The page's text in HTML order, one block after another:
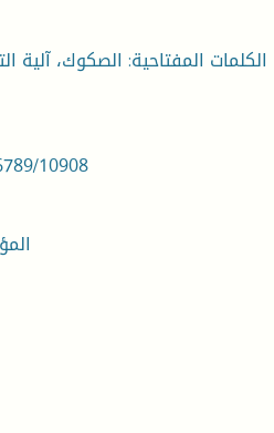
الكلمات المفتاحية: الصكوك،
10908